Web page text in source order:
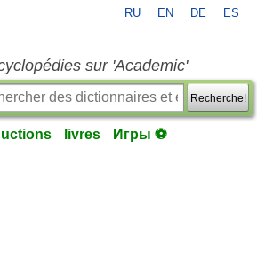
RU EN DE ES
sur 'Academic'
Recherche!
livres Игры ⚽